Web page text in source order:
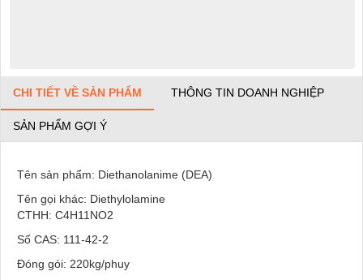
CHI TIẾT VỀ SẢN PHẨM THÔNG TIN DOANH NGHIỆP
SẢN PHẨM GỢI Ý
Tên sản phẩm: Diethanolanime (DEA)
Tên gọi khác: Diethylolamine
CTHH: C4H11NO2
Số CAS: 111-42-2
Đóng gói: 220kg/phuy